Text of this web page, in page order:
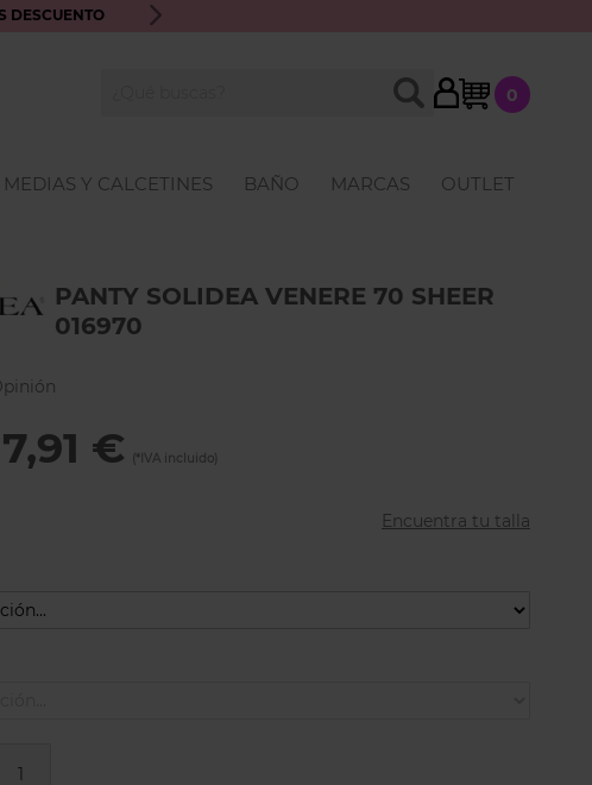
DESCUENTO ENVÍO GRATIS A PARTIR DE 70€ · ATENCIÓN
My Cart
0
BUSCAR
MEDIAS Y CALCETINES BAÑO MARCAS OUTLET
PANTY SOLIDEA VENERE 70 SHEER
016970
€
Encuentra tu talla